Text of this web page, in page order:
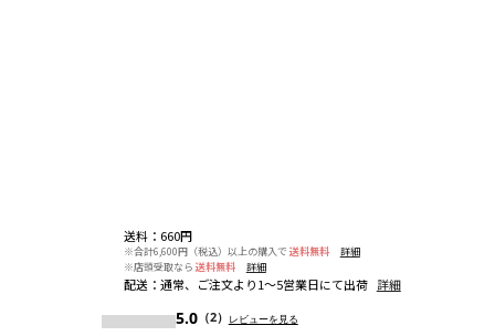
送料： 660円
※合計6,600円（税込）以上の購入で 送料無料
詳細
※店頭受取なら 送料無料 詳細
配送： 通常、ご注文より1～5営業日にて出荷 詳細
5.0（2） レビューを見る